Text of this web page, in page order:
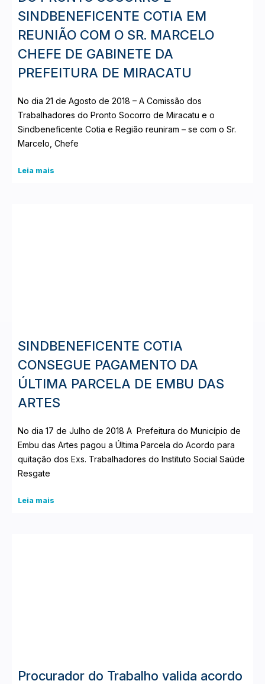
SINDBENEFICENTE COTIA EM
REUNIÃO COM O SR. MARCELO
CHEFE DE GABINETE DA
PREFEITURA DE MIRACATU
No dia 21 de Agosto de 2018 – A Comissão dos
Trabalhadores do Pronto Socorro de Miracatu e o
Sindbeneficente Cotia e Região reuniram – se com o Sr.
Marcelo, Chefe
Leia mais
SINDBENEFICENTE COTIA
CONSEGUE PAGAMENTO DA
ÚLTIMA PARCELA DE EMBU DAS
ARTES
No dia 17 de Julho de 2018 A Prefeitura do Município de
Embu das Artes pagou a Última Parcela do Acordo para
quitação dos Exs. Trabalhadores do Instituto Social Saúde
Resgate
Leia mais
Procurador do Trabalho valida acordo